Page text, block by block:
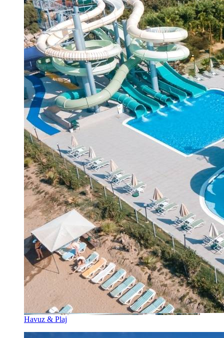
Havuz & Plaj